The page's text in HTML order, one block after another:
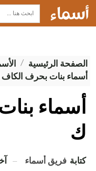
الصفحة الرئيسية
أسماء بنات بحرف
أسماء
ك
كتابة فريق أسماء